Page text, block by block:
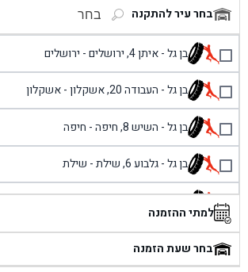
בחר עיר להתקנה בחר
בן גל - איתן 4, ירושלים - ירושלים
בן גל - העבודה 20, אשקלון - אשקלון
בן גל - השיש 8, חיפה - חיפה
בן גל - גלבוע 6, שילת - שילת
בן גל - פוריידיס, כניסה צפונית מול כביש 4 - פרדיס
בן גל - שכונת אזור תעשייה זעירה, עיילבון -
למתי ההזמנה
בחר שעת הזמנה